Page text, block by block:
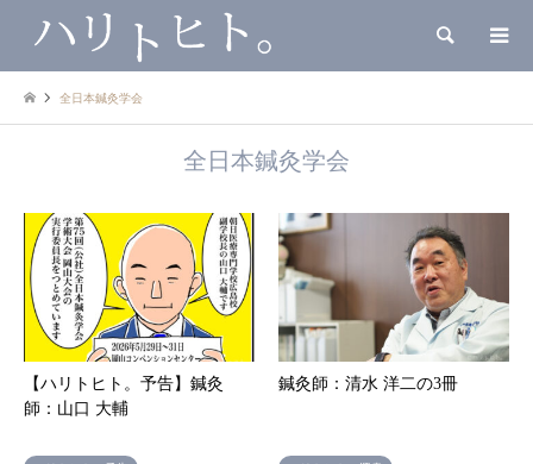
検索
全日本鍼灸学会
全日本鍼灸学会
【ハリトヒト。予告】鍼灸
師：山口 大輔
鍼灸師：清水 洋二の3冊